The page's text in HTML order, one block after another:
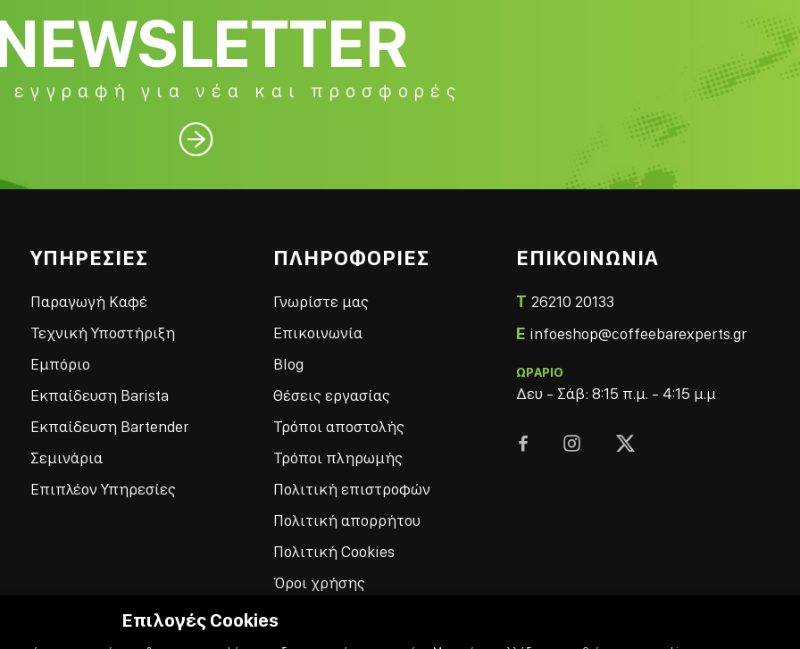
εγγραφή για νέα και προσφορές

ΥΠΗΡΕΣΙΕΣ
Παραγωγή Καφέ
Τεχνική Υποστήριξη
Εμπόριο
Εκπαίδευση Barista
Εκπαίδευση Bartender
Σεμινάρια
Επιπλέον Υπηρεσίες
ΠΛΗΡΟΦΟΡΙΕΣ
Γνωρίστε μας
Επικοινωνία
Blog
Θέσεις εργασίας
Τρόποι αποστολής
Τρόποι πληρωμής
Πολιτική επιστροφών
Πολιτική απορρήτου
Πολιτική Cookies
Όροι χρήσης
ΕΠΙΚΟΙΝΩΝΙΑ
T 26210 20133
E infoeshop@coffeebarexperts.gr
ΩΡΑΡΙΟ
Δευ - Σάβ: 8:15 π.μ. - 4:15 μ.μ
  
Επιλογές Cookies